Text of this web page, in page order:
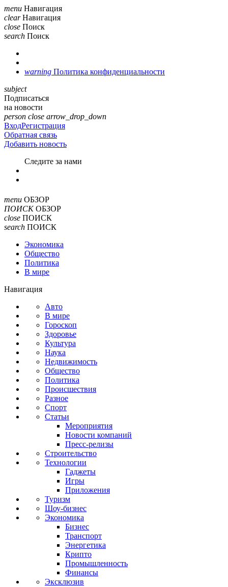
menu Навигация
clear Навигация
close Поиск
search Поиск
warning Политика конфиденциальности
subject
Подписаться
на новости
person close arrow_drop_down
ВходРегистрация
Обратная связь
Добавить новость
Cледите за нами
menu ОБЗОР
ПОИСК ОБЗОР
close ПОИСК
search ПОИСК
Экономика
Общество
Политика
В мире
Навигация
Авто
В мире
Гороскоп
Здоровье
Культура
Наука
Недвижимость
Общество
Политика
Происшествия
Разное
Спорт
Статьи
Мероприятия
Новости компаний
Пресс-релизы
Строительство
Технологии
Гаджеты
Игры
Приложения
Туризм
Шоу-бизнес
Экономика
Бизнес
Транспорт
Энергетика
Крипто
Промышленность
Финансы
Эксклюзив